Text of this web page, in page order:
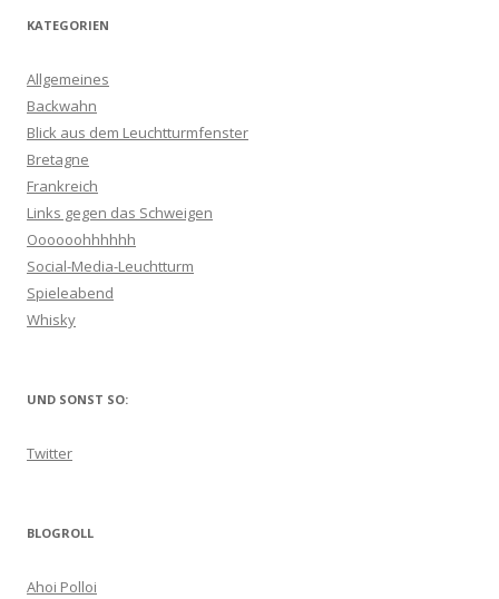
KATEGORIEN
Allgemeines
Backwahn
Blick aus dem Leuchtturmfenster
Bretagne
Frankreich
Links gegen das Schweigen
Oooooohhhhhh
Social-Media-Leuchtturm
Spieleabend
Whisky
UND SONST SO:
Twitter
BLOGROLL
Ahoi Polloi